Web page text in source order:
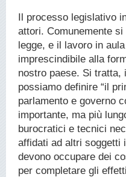
Il processo legislativo
attori. Comunemente
legge, e il lavoro in
imprescindibile alla
nostro paese. Si tratta,
possiamo definire “il
parlamento e governo
importante, ma più
burocratici e tecnici
affidati ad altri soggetti
devono occupare dei
per completare gli